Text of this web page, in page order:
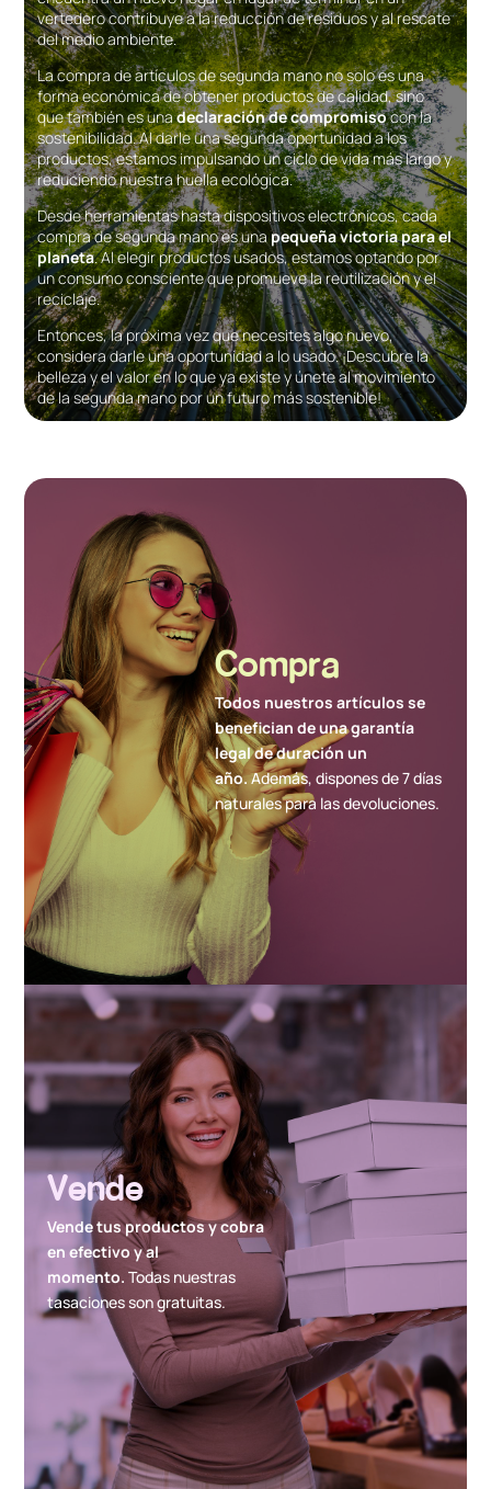
vertedero contribuye a la reducción de residuos y al rescate
del medio ambiente.
La compra de artículos de segunda mano no solo es una
forma económica de obtener productos de calidad, sino
que también es unadeclaración de compromisocon la
sostenibilidad. Al darle una segunda oportunidad a los
productos, estamos impulsando un ciclo de vida más largo y
reduciendo nuestra huella ecológica.
Desde herramientas hasta dispositivos electrónicos, cada
compra de segunda mano es unapequeña victoria para el
planeta. Al elegir productos usados, estamos optando por
un consumo consciente que promueve la reutilización y el
reciclaje.
Entonces, la próxima vez que necesites algo nuevo,
considera darle una oportunidad a lo usado. ¡Descubre la
belleza y el valor en lo que ya existe y únete al movimiento
de la segunda mano por un futuro más sostenible!
Compra
Todos nuestros artículos se
benefician de una garantía
legal de duración un
año.Además, dispones de 7 días
naturales para las devoluciones.
Vende
Vende tus productos y cobra
en efectivo y al
momento. Todas nuestras
tasaciones son gratuitas.